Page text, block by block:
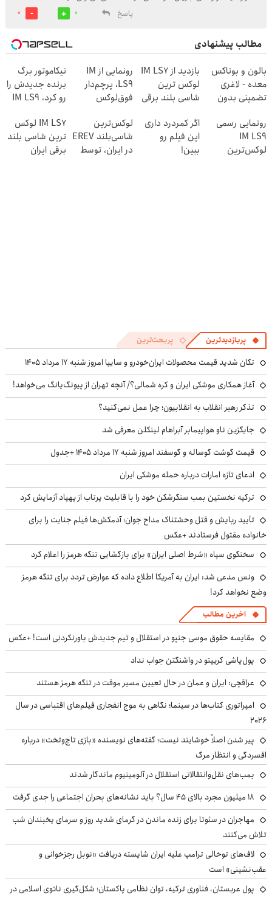
پاسخ
0
0
مطالب پیشنهادی
بالون و بوتاکس
معده - لاغری
تضمینی بدون
بازدید از IM LS7
لوکس ترین
شاسی بلند برقی
انقلاب
رونمایی از IM
LS9، پرچم‌دار
فوق‌لوکس
ایران شد
نیکاموتور برگ
برنده جدیدش را
رو کرد، IM LS9
ایران شد
رونمایی رسمی
IM LS9
لوکس‌ترین
اگر کمردرد داری
این فیلم رو
ببین!
لوکس‌ترین
شاسی‌بلند EREV
در ایران، توسط
IM LS7 لوکس
ترین شاسی بلند
برقی ایران
پربازدیدترین پربحث‌ترین
تکان شدید قیمت محصولات ایران‌خودرو و سایپا امروز شنبه ۱۷ مرداد ۱۴۰۵
آغاز همکاری موشکی ایران و کره شمالی؟/ آنچه تهران از پیونگ‌یانگ می‌خواهد!
تذکر رهبر انقلاب به انقلابیون؛ چرا عمل نمی‌کنید؟
جایگزین ناو هواپیمابر آبراهام لینکلن معرفی شد
قیمت گوشت گوساله و گوسفند امروز شنبه ۱۷ مرداد ۱۴۰۵ +جدول
ادعای تازه امارات درباره حمله موشکی ایران
ترکیه نخستین بمب سنگرشکن خود را با قابلیت پرتاب از پهپاد آزمایش کرد
تأیید ربایش و قتل وحشتناک مداح جوان؛ آدمکش‌ها فیلم جنایت را برای
خانواده مقتول فرستادند +عکس
سخنگوی سپاه «شرط اصلی ایران» برای بازگشایی تنگه هرمز را اعلام کرد
ونس مدعی شد: ایران به آمریکا اطلاع داده که عوارض تردد برای تنگه هرمز
وضع نخواهد کرد!
آخرین مطالب
مقایسه حقوق موسی جنپو در استقلال و تیم جدیدش باورنکردنی است! +عکس
پول‌پاشی کریپتو در واشنگتن جواب نداد
عراقچی: ایران و عمان در حال تعیین مسیر موقت در تنگه هرمز هستند
امپراتوری کتاب‌ها در سینما؛ نگاهی به موج انفجاری فیلم‌های اقتباسی در سال
۲۰۲۶
پیر شدن اصلاً خوشایند نیست؛ گفته‌های نویسنده «بازی تاج‌وتخت» درباره
افسردگی و انتظار مرگ
بمب‌های نقل‌وانتقالاتی استقلال در آلومینیوم ماندگار شدند
۱۸ میلیون مجرد بالای ۴۵ سال؟ باید نشانه‌های بحران اجتماعی را جدی گرفت
مهاجران در سئوتا برای زنده ماندن در گرمای شدید روز و سرمای یخبندان شب
تلاش می‌کنند
لاف‌های توخالی ترامپ علیه ایران شایسته دریافت «نوبل رجزخوانی و
عقب‌نشینی» است
پول عربستان، فناوری ترکیه، توان نظامی پاکستان؛ شکل‌گیری ناتوی اسلامی در